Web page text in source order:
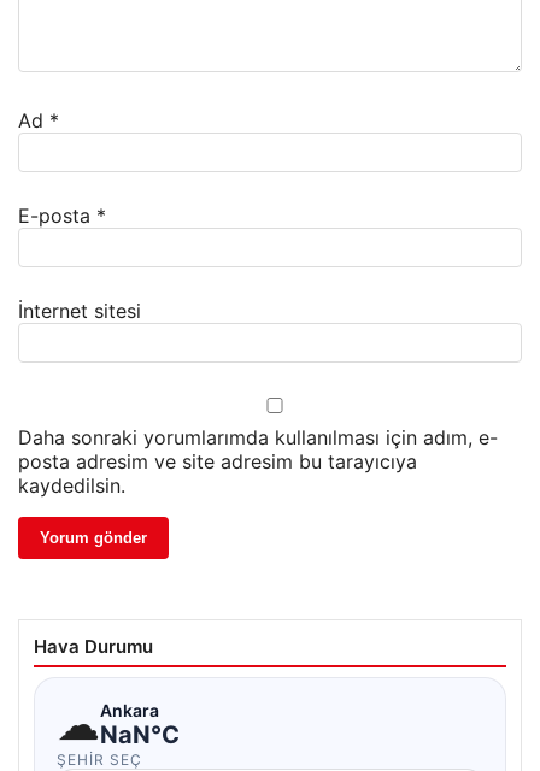
Ad *
E-posta *
İnternet sitesi
Daha sonraki yorumlarımda kullanılması için adım, e-
posta adresim ve site adresim bu tarayıcıya
kaydedilsin.
Hava Durumu
☁Ankara
NaN°C
ŞEHIR SEÇ